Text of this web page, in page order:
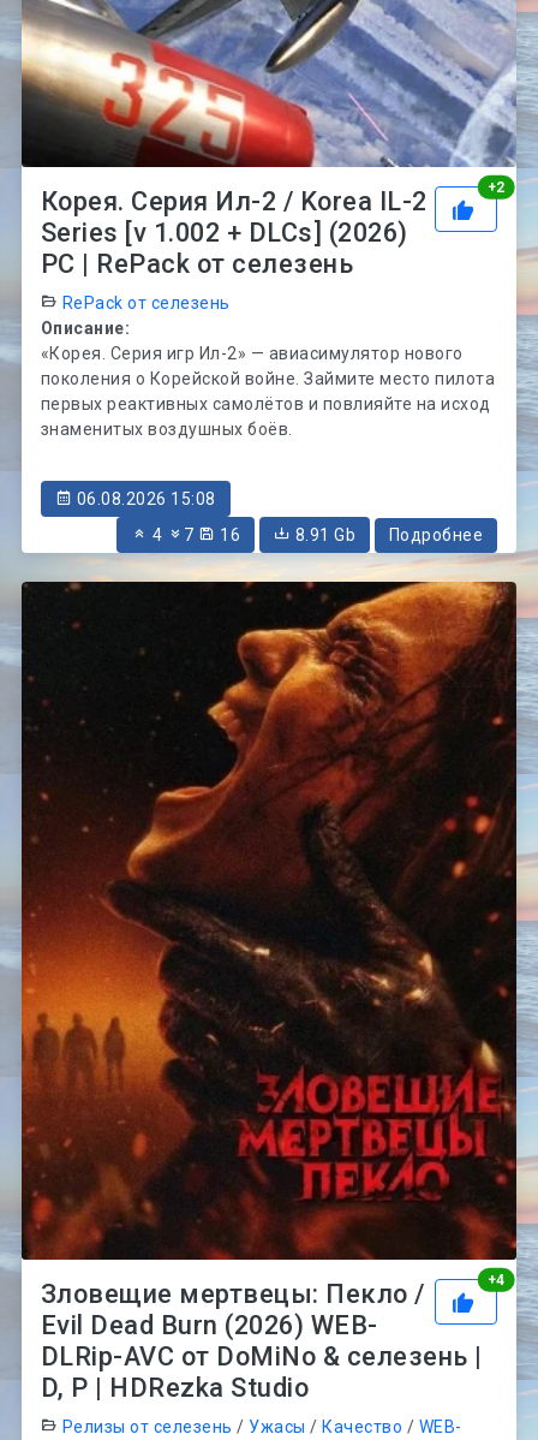
+2
Корея. Серия Ил-2 / Korea IL-2
Series [v 1.002 + DLCs] (2026)
PC | RePack от селезень
RePack от селезень
Описание:
«Корея. Серия игр Ил-2» — авиасимулятор нового
поколения о Корейской войне. Займите место пилота
первых реактивных самолётов и повлияйте на исход
знаменитых воздушных боёв.
06.08.2026 15:08
4
7 16 8.91 Gb Подробнее
+4
Зловещие мертвецы: Пекло /
Evil Dead Burn (2026) WEB-
DLRip-AVC от DoMiNo & селезень |
D, P | HDRezka Studio
Релизы от селезень / Ужасы / Качество / WEB-